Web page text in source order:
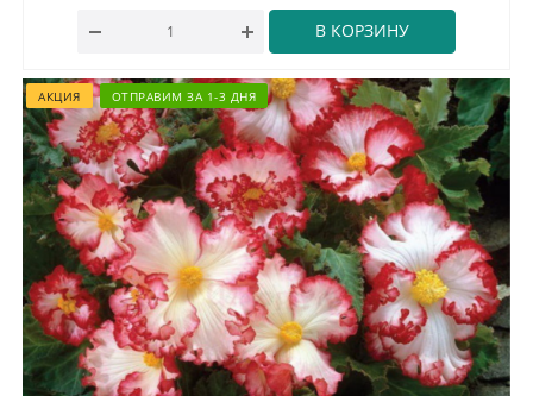
В КОРЗИНУ
АКЦИЯ ОТПРАВИМ ЗА 1-3 ДНЯ